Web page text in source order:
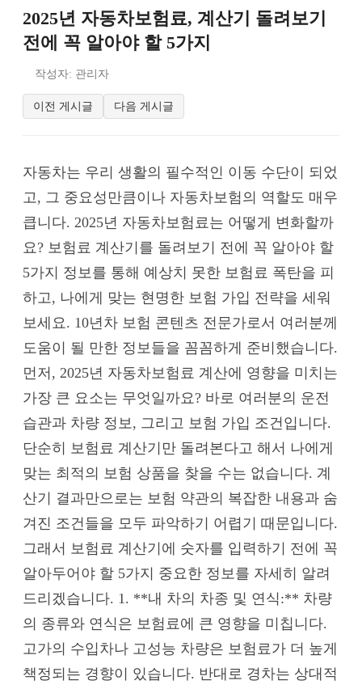
2025년 자동차보험료, 계산기 돌려보기
전에 꼭 알아야 할 5가지
작성자: 관리자
이전 게시글 다음 게시글
자동차는 우리 생활의 필수적인 이동 수단이 되었
고, 그 중요성만큼이나 자동차보험의 역할도 매우
큽니다. 2025년 자동차보험료는 어떻게 변화할까
요? 보험료 계산기를 돌려보기 전에 꼭 알아야 할
5가지 정보를 통해 예상치 못한 보험료 폭탄을 피
하고, 나에게 맞는 현명한 보험 가입 전략을 세워
보세요. 10년차 보험 콘텐츠 전문가로서 여러분께
도움이 될 만한 정보들을 꼼꼼하게 준비했습니다.
먼저, 2025년 자동차보험료 계산에 영향을 미치는
가장 큰 요소는 무엇일까요? 바로 여러분의 운전
습관과 차량 정보, 그리고 보험 가입 조건입니다.
단순히 보험료 계산기만 돌려본다고 해서 나에게
맞는 최적의 보험 상품을 찾을 수는 없습니다. 계
산기 결과만으로는 보험 약관의 복잡한 내용과 숨
겨진 조건들을 모두 파악하기 어렵기 때문입니다.
그래서 보험료 계산기에 숫자를 입력하기 전에 꼭
알아두어야 할 5가지 중요한 정보를 자세히 알려
드리겠습니다. 1. **내 차의 차종 및 연식:** 차량
의 종류와 연식은 보험료에 큰 영향을 미칩니다.
고가의 수입차나 고성능 차량은 보험료가 더 높게
책정되는 경향이 있습니다. 반대로 경차는 상대적